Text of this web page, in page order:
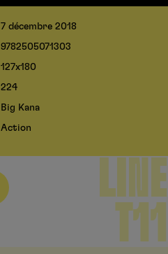
7 décembre 2018
9782505071303
127x180
224
Big Kana
Action
LINE
T11